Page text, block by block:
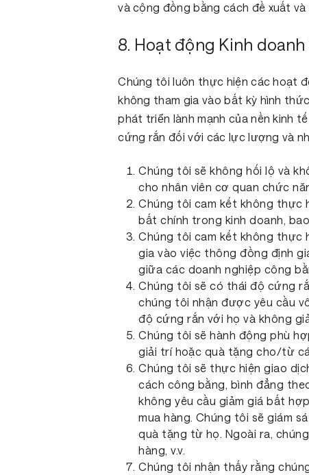
và cộng đồng bằng cách đề xuất
8. Hoạt động Kinh
Chúng tôi luôn thực hiện các hoạt
không tham gia vào bất kỳ hình
phát triển lành mạnh của nền kinh
cứng rắn đối với các lực lượng và
Chúng tôi sẽ không hối lộ và
cho nhân viên cơ quan chức
Chúng tôi cam kết không thực
bất chính trong kinh doanh,
Chúng tôi cam kết không thực
gia vào việc thông đồng định
giữa các doanh nghiệp công
Chúng tôi sẽ có thái độ cứng
chúng tôi nhận được yêu cầu
độ cứng rắn với họ và không
Chúng tôi sẽ hành động phù
giải trí hoặc quà tặng cho/từ
Chúng tôi sẽ thực hiện giao
cách công bằng, bình đẳng
không yêu cầu giảm giá bất
mua hàng. Chúng tôi sẽ giám
quà tặng từ họ. Ngoài ra,
hàng, v.v.
Chúng tôi nhận thấy rằng